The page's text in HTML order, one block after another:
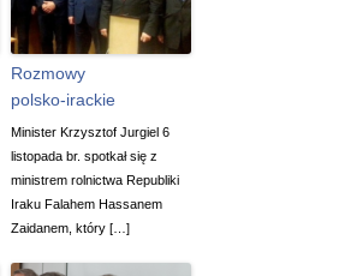
Rozmowy
polsko-irackie
Minister Krzysztof Jurgiel 6
listopada br. spotkał się z
ministrem rolnictwa Republiki
Iraku Falahem Hassanem
Zaidanem, który […]